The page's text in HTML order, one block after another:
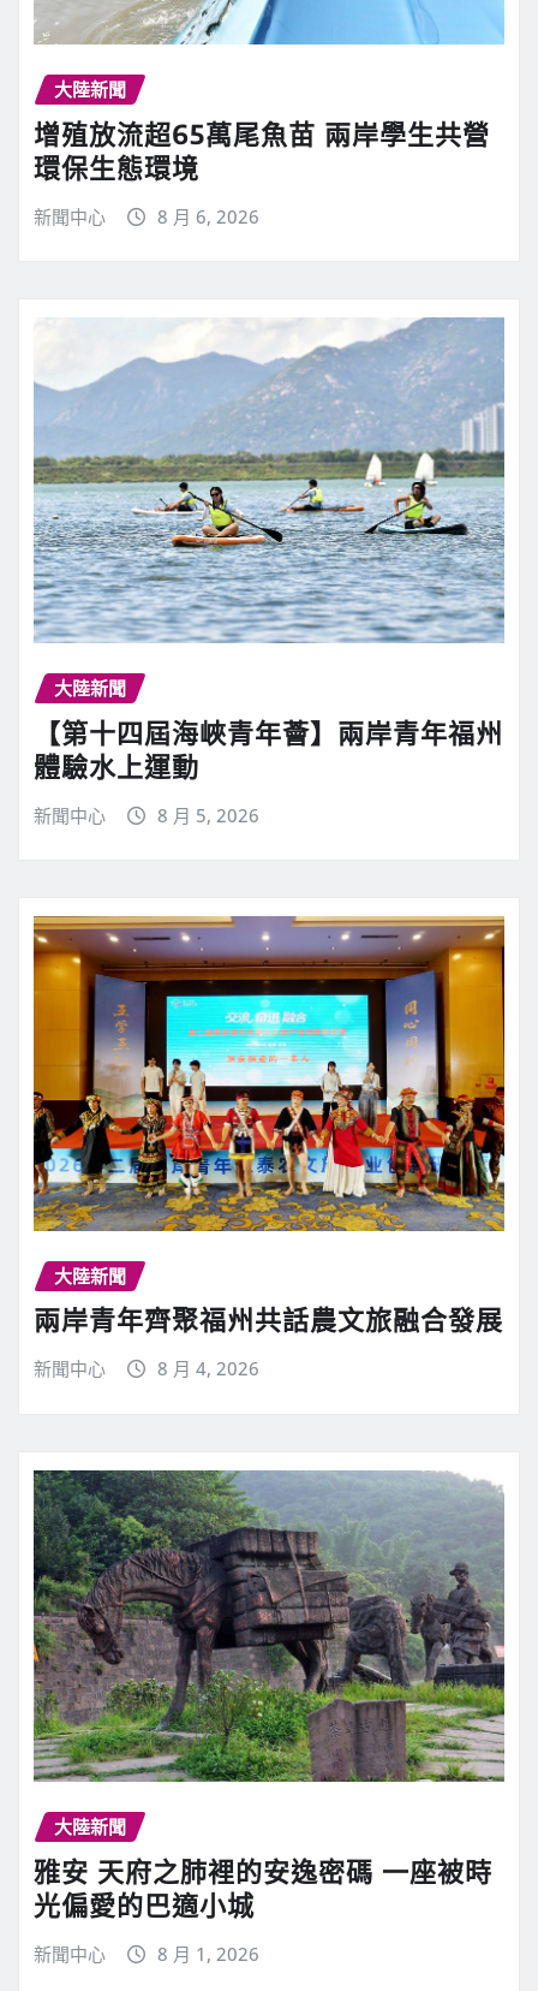
大陸新聞
增殖放流超65萬尾魚苗 兩岸學生共營
環保生態環境
新聞中心 8 月 6, 2026
大陸新聞
【第十四屆海峽青年薈】兩岸青年福州
體驗水上運動
新聞中心 8 月 5, 2026
大陸新聞
兩岸青年齊聚福州共話農文旅融合發展
新聞中心 8 月 4, 2026
大陸新聞
雅安 天府之肺裡的安逸密碼 一座被時
光偏愛的巴適小城
新聞中心 8 月 1, 2026